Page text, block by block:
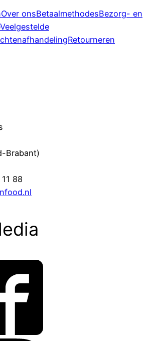
Over onsBetaalmethodesBezorg- en
Veelgestelde
Retourneren
Brabant)
88